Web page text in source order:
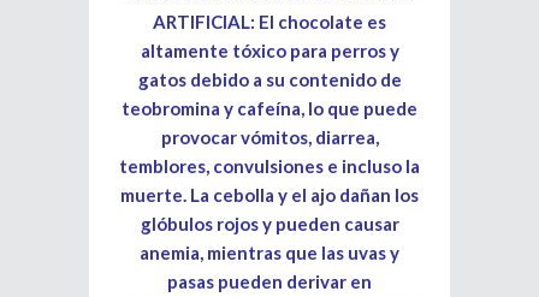
ARTIFICIAL: El chocolate es
altamente tóxico para perros y
gatos debido a su contenido de
teobromina y cafeína, lo que puede
provocar vómitos, diarrea,
temblores, convulsiones e incluso la
muerte. La cebolla y el ajo dañan los
glóbulos rojos y pueden causar
anemia, mientras que las uvas y
pasas pueden derivar en